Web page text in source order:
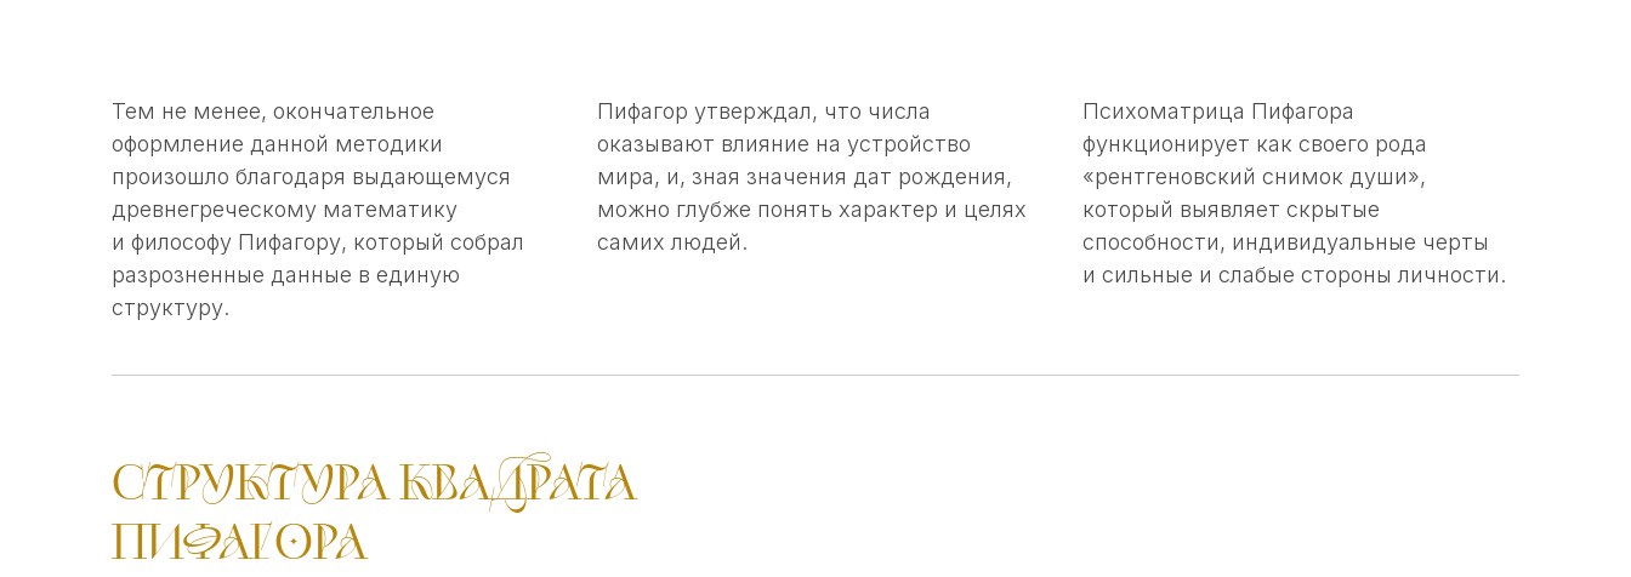
Тем не менее, окончательное
оформление данной методики
произошло благодаря выдающемуся
древнегреческому математику
и философу Пифагору, который собрал
разрозненные данные в единую
структуру.
Пифагор утверждал, что числа
оказывают влияние на устройство
мира, и, зная значения дат рождения,
можно глубже понять характер и целях
самих людей.
Психоматрица Пифагора
функционирует как своего рода
«рентгеновский снимок души»,
который выявляет скрытые
способности, индивидуальные черты
и сильные и слабые стороны личности.
СТРУКТУРА КВАДРАТА
ПИФАГОРА